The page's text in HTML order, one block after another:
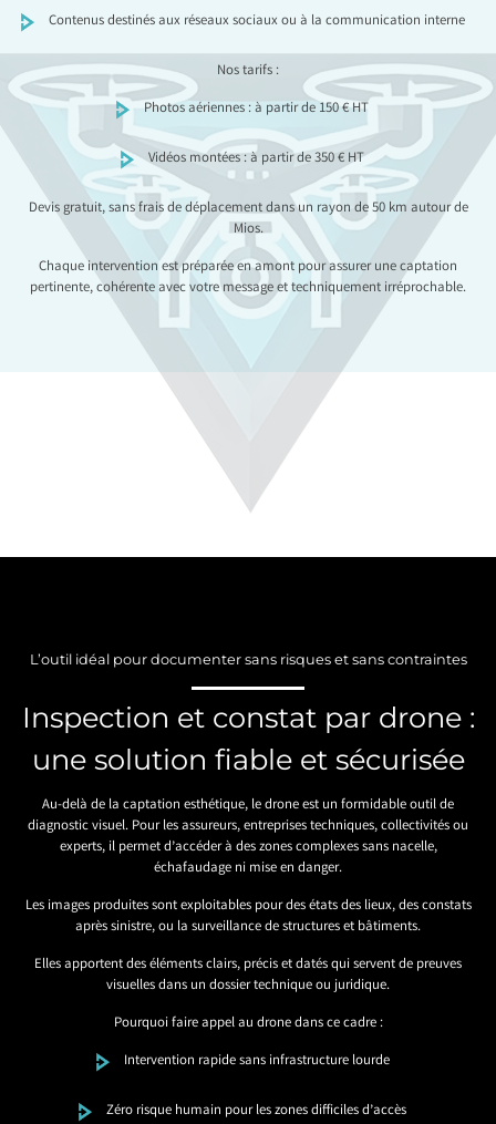
Contenus destinés aux réseaux sociaux ou à la communication interne
Nos tarifs :
Photos aériennes : à partir de 150 € HT
Vidéos montées : à partir de 350 € HT
Devis gratuit, sans frais de déplacement dans un rayon de 50 km autour de
Mios.
Chaque intervention est préparée en amont pour assurer une captation
pertinente, cohérente avec votre message et techniquement irréprochable.
L’outil idéal pour documenter sans risques et sans contraintes
Inspection et constat par drone :
une solution fiable et sécurisée
Au-delà de la captation esthétique, le drone est un formidable outil de
diagnostic visuel. Pour les assureurs, entreprises techniques, collectivités ou
experts, il permet d’accéder à des zones complexes sans nacelle,
échafaudage ni mise en danger.
Les images produites sont exploitables pour des états des lieux, des constats
après sinistre, ou la surveillance de structures et bâtiments.
Elles apportent des éléments clairs, précis et datés qui servent de preuves
visuelles dans un dossier technique ou juridique.
Pourquoi faire appel au drone dans ce cadre :
Intervention rapide sans infrastructure lourde
Zéro risque humain pour les zones difficiles d’accès